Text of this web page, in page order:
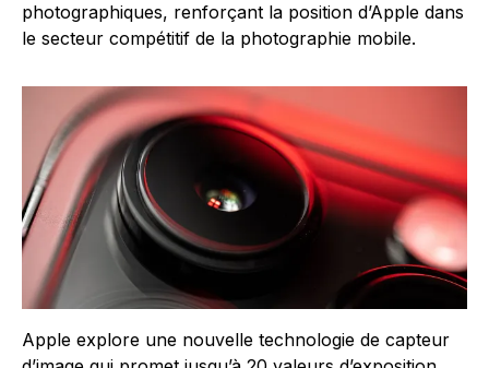
photographiques, renforçant la position d’Apple dans
le secteur compétitif de la photographie mobile.
Apple explore une nouvelle technologie de capteur